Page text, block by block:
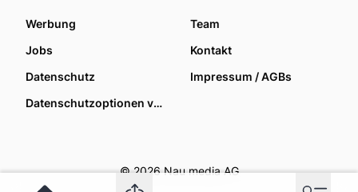
Werbung
Team
Jobs
Kontakt
Datenschutz
Impressum / AGBs
Datenschutzoptionen verwalten
© 2026 Nau media AG